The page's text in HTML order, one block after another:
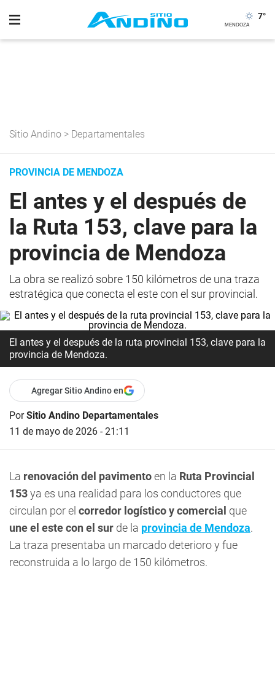
7°
Sitio Andino > Departamentales
PROVINCIA DE MENDOZA
El antes y el después de
la Ruta 153, clave para la
provincia de Mendoza
La obra se realizó sobre 150 kilómetros de una traza
estratégica que conecta el este con el sur provincial.
El antes y el después de la ruta provincial 153, clave para la
provincia de Mendoza.
Agregar Sitio Andino en
PorSitio Andino Departamentales
11 de mayo de 2026 - 21:11
La renovación del pavimentoen la Ruta Provincial
153ya es una realidad para los conductores que
circulan por el corredor logístico y comercial que
une el este con el sur de la provincia de Mendoza.
La traza presentaba un marcado deterioro y fue
reconstruida a lo largo de 150 kilómetros.